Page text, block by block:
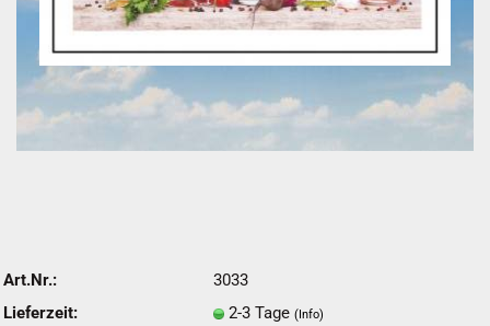
Art.Nr.:
3033
Lieferzeit:
2-3 Tage (Info)